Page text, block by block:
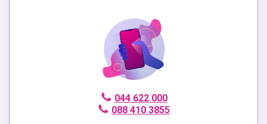
044 622 000
088 410 3855